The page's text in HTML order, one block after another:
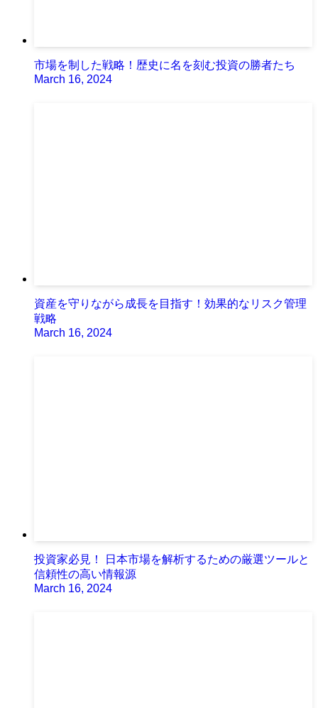
市場を制した戦略！歴史に名を刻む投資の勝者たち
March 16, 2024
資産を守りながら成長を目指す！効果的なリスク管理
戦略
March 16, 2024
投資家必見！ 日本市場を解析するための厳選ツールと
信頼性の高い情報源
March 16, 2024